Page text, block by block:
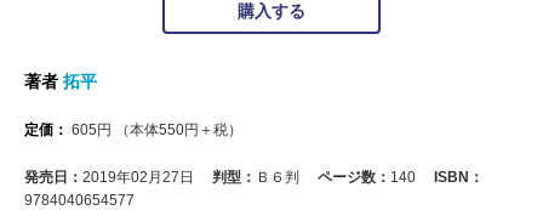
購入する
著者 拓平
定価： 605 円 （本体550円＋税）
発売日： 2019年02月27日 判型： Ｂ６判 ページ数： 140
ISBN：
9784040654577